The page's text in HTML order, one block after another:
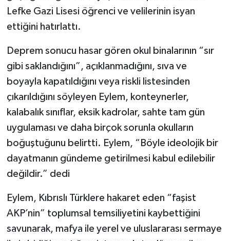
Lefke Gazi Lisesi öğrenci ve velilerinin isyan
ettiğini hatırlattı.
Deprem sonucu hasar gören okul binalarının “sır
gibi saklandığını”, açıklanmadığını, sıva ve
boyayla kapatıldığını veya riskli listesinden
çıkarıldığını söyleyen Eylem, konteynerler,
kalabalık sınıflar, eksik kadrolar, sahte tam gün
uygulaması ve daha birçok sorunla okulların
boğuştuğunu belirtti. Eylem, “Böyle ideolojik bir
dayatmanın gündeme getirilmesi kabul edilebilir
değildir.” dedi
Eylem, Kıbrıslı Türklere hakaret eden “faşist
AKP’nin” toplumsal temsiliyetini kaybettiğini
savunarak, mafya ile yerel ve uluslararası sermaye